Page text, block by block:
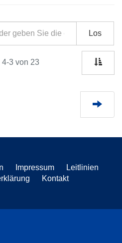
Los
3 von 23
Impressum
Leitlinien
Kontakt